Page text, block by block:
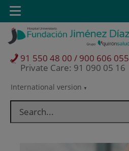
Jump to content
Jump
content
Language
selector
International version
91 550 48 00 / 900 606 055
Private Care: 91 090 05 16
Toggle
navigation